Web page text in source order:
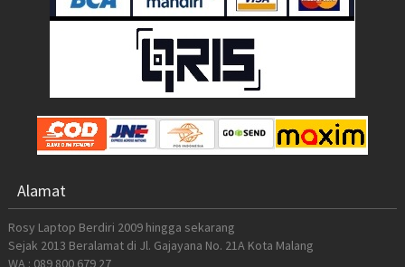
Alamat
Rosy Laptop Berdiri 2009 hingga sekarang
Sejak 2013 Beralamat di Jl. Gajayana No. 21A Kota Malang
WA : 089 800 679 27